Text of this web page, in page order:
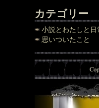
カテゴリー
小説とわたしと日
思いついたこと